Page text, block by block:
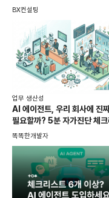
BX컨설팅
업무 생산성
AI 에이전트, 우리 회사에 진
필요할까? 5분 자가진단 체
똑똑한개발자